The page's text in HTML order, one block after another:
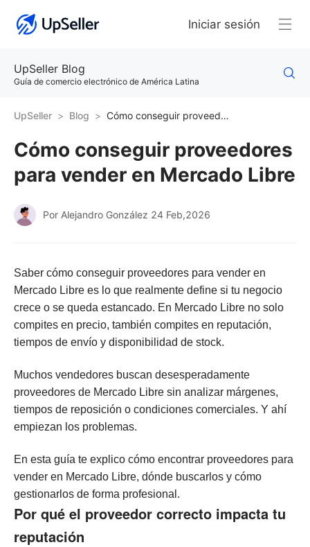
Iniciar sesión
UpSeller Blog
Guía de comercio electrónico de América Latina
UpSeller Blog Cómo conseguir proveedores para vender en Mercado Libre
Cómo conseguir proveedores
para vender en Mercado Libre
Por Alejandro González 24 Feb,2026
Saber cómo conseguir proveedores para vender en
Mercado Libre es lo que realmente define si tu negocio
crece o se queda estancado. En Mercado Libre no solo
compites en precio, también compites en reputación,
tiempos de envío y disponibilidad de stock.
Muchos vendedores buscan desesperadamente
proveedores de Mercado Libre sin analizar márgenes,
tiempos de reposición o condiciones comerciales. Y ahí
empiezan los problemas.
En esta guía te explico cómo encontrar proveedores para
vender en Mercado Libre, dónde buscarlos y cómo
gestionarlos de forma profesional.
Por qué el proveedor correcto impacta tu
reputación